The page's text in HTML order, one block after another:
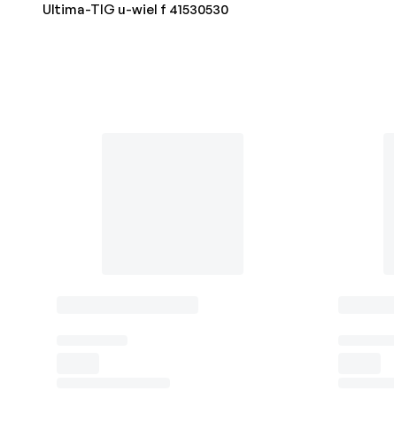
Ultima-TIG u-wiel f 41530530